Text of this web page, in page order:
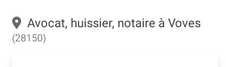
Avocat, huissier, notaire à Voves
(28150)